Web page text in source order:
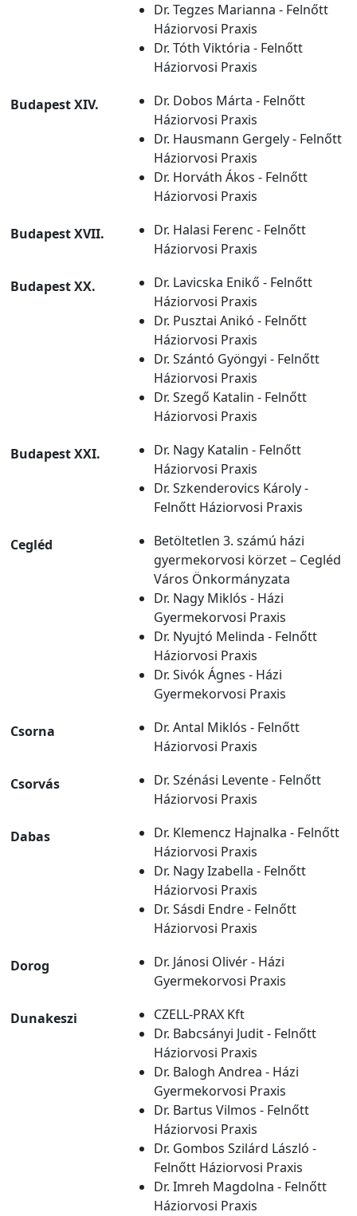
Dr. Tegzes Marianna - Felnőtt
Háziorvosi Praxis
Dr. Tóth Viktória - Felnőtt
Háziorvosi Praxis
Budapest XIV.
Dr. Dobos Márta - Felnőtt
Háziorvosi Praxis
Dr. Hausmann Gergely - Felnőtt
Háziorvosi Praxis
Dr. Horváth Ákos - Felnőtt
Háziorvosi Praxis
Budapest XVII.
Dr. Halasi Ferenc - Felnőtt
Háziorvosi Praxis
Budapest XX.
Dr. Lavicska Enikő - Felnőtt
Háziorvosi Praxis
Dr. Pusztai Anikó - Felnőtt
Háziorvosi Praxis
Dr. Szántó Gyöngyi - Felnőtt
Háziorvosi Praxis
Dr. Szegő Katalin - Felnőtt
Háziorvosi Praxis
Budapest XXI.
Dr. Nagy Katalin - Felnőtt
Háziorvosi Praxis
Dr. Szkenderovics Károly -
Felnőtt Háziorvosi Praxis
Cegléd
Betöltetlen 3. számú házi
gyermekorvosi körzet – Cegléd
Város Önkormányzata
Dr. Nagy Miklós - Házi
Gyermekorvosi Praxis
Dr. Nyujtó Melinda - Felnőtt
Háziorvosi Praxis
Dr. Sivók Ágnes - Házi
Gyermekorvosi Praxis
Csorna
Dr. Antal Miklós - Felnőtt
Háziorvosi Praxis
Csorvás
Dr. Szénási Levente - Felnőtt
Háziorvosi Praxis
Dabas
Dr. Klemencz Hajnalka - Felnőtt
Háziorvosi Praxis
Dr. Nagy Izabella - Felnőtt
Háziorvosi Praxis
Dr. Sásdi Endre - Felnőtt
Háziorvosi Praxis
Dorog
Dr. Jánosi Olivér - Házi
Gyermekorvosi Praxis
Dunakeszi
CZELL-PRAX Kft
Dr. Babcsányi Judit - Felnőtt
Háziorvosi Praxis
Dr. Balogh Andrea - Házi
Gyermekorvosi Praxis
Dr. Bartus Vilmos - Felnőtt
Háziorvosi Praxis
Dr. Gombos Szilárd László -
Felnőtt Háziorvosi Praxis
Dr. Imreh Magdolna - Felnőtt
Háziorvosi Praxis